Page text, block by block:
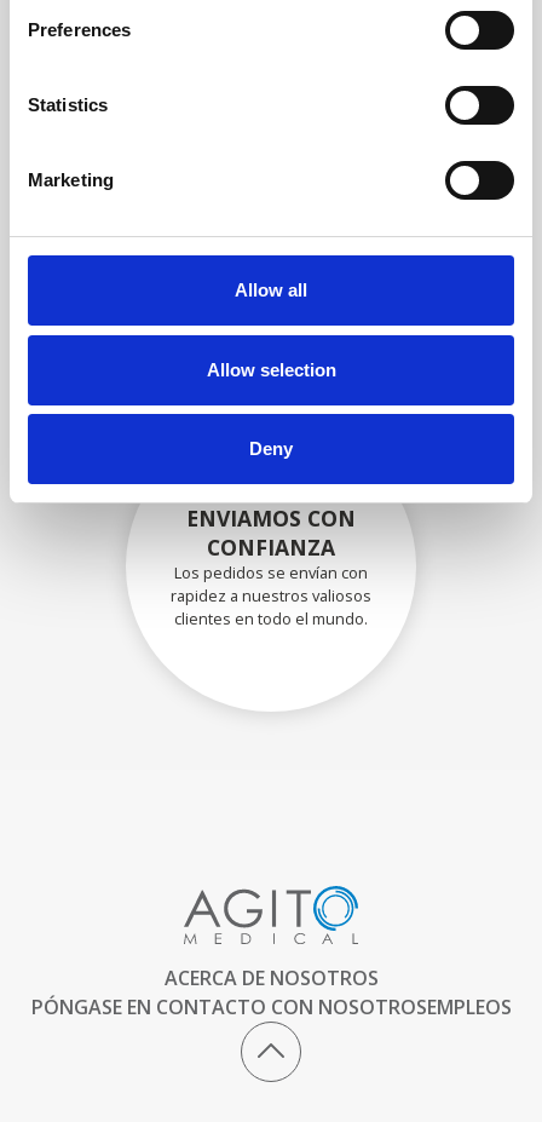
Preferences
Statistics
Marketing
Allow all
Allow selection
Deny
EMBALADO DE
FORMA SEGURA
Cada pieza individual se
empaqueta de forma segura
ENVIAMOS CON
CONFIANZA
Los pedidos se envían con
rapidez a nuestros valiosos
clientes en todo el mundo.
ACERCA DE NOSOTROS
PÓNGASE EN CONTACTO CON NOSOTROSEMPLEOS